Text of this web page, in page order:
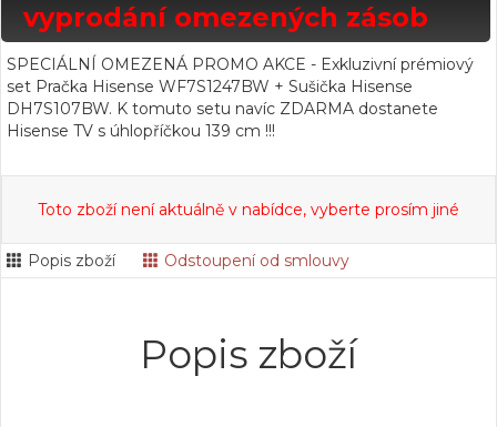
vyprodání omezených zásob
SPECIÁLNÍ OMEZENÁ PROMO AKCE - Exkluzivní prémiový
set Pračka Hisense WF7S1247BW + Sušička Hisense
DH7S107BW. K tomuto setu navíc ZDARMA dostanete
Hisense TV s úhlopříčkou 139 cm !!!
Toto zboží není aktuálně v nabídce, vyberte prosím jiné
Popis zboží Odstoupení od smlouvy
Popis zboží